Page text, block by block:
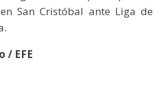
San Cristóbal ante Liga de
/ EFE